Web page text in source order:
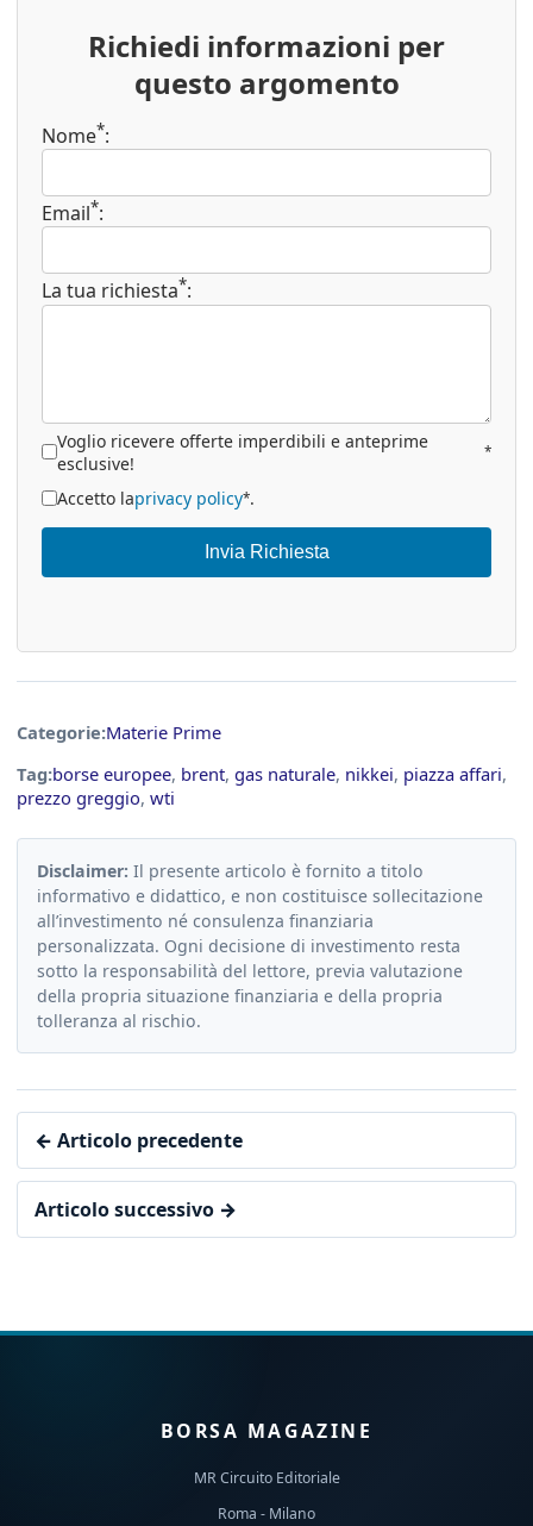
Richiedi informazioni per
questo argomento
Nome*:
Email*:
La tua richiesta*:
Voglio ricevere offerte imperdibili e anteprime
esclusive!
*
Accetto laprivacy policy*.
Invia Richiesta
Categorie:Materie Prime
Tag:borse europee, brent, gas naturale, nikkei, piazza affari,
prezzo greggio, wti
Disclaimer: Il presente articolo è fornito a titolo
informativo e didattico, e non costituisce sollecitazione
all’investimento né consulenza finanziaria
personalizzata. Ogni decisione di investimento resta
sotto la responsabilità del lettore, previa valutazione
della propria situazione finanziaria e della propria
tolleranza al rischio.
← Articolo precedente
Articolo successivo →
BORSA MAGAZINE
MR Circuito Editoriale
Roma - Milano